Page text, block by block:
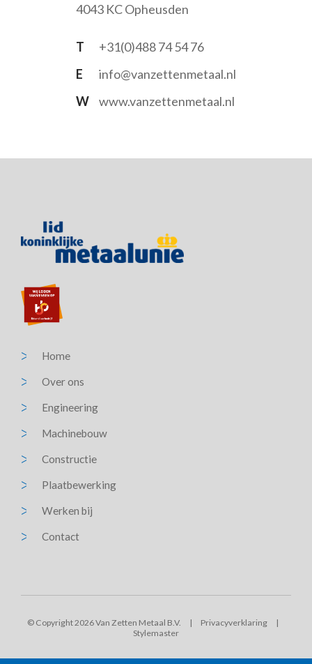
4043 KC Opheusden
T
+31(0)488 74 54 76
E
info@vanzettenmetaal.nl
W
www.vanzettenmetaal.nl
Home
Over ons
Engineering
Machinebouw
Constructie
Plaatbewerking
Werken bij
Contact
© Copyright 2026 Van Zetten Metaal B.V. | Privacyverklaring
|
Stylemaster